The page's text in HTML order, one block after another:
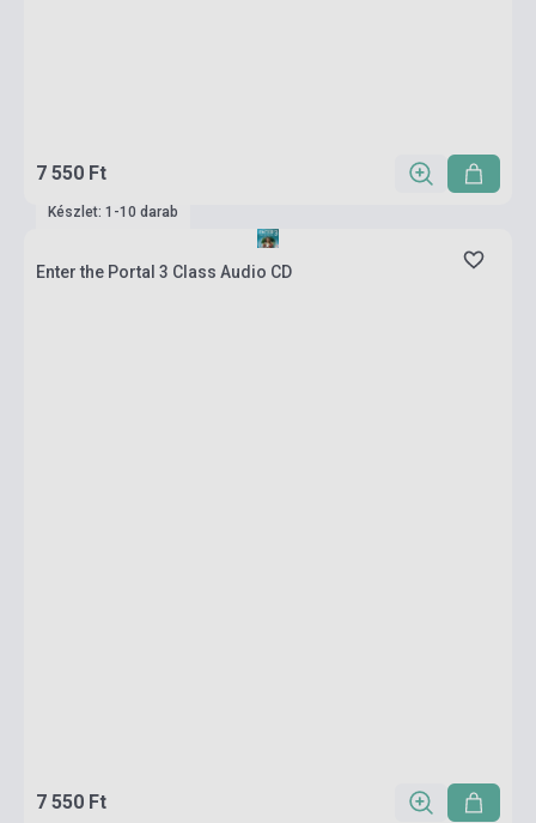
7 550 Ft
Készlet: 1-10 darab
Enter the Portal 3 Class Audio CD
7 550 Ft